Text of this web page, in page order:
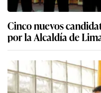
Cinco nuevos
por la Alcaldía de